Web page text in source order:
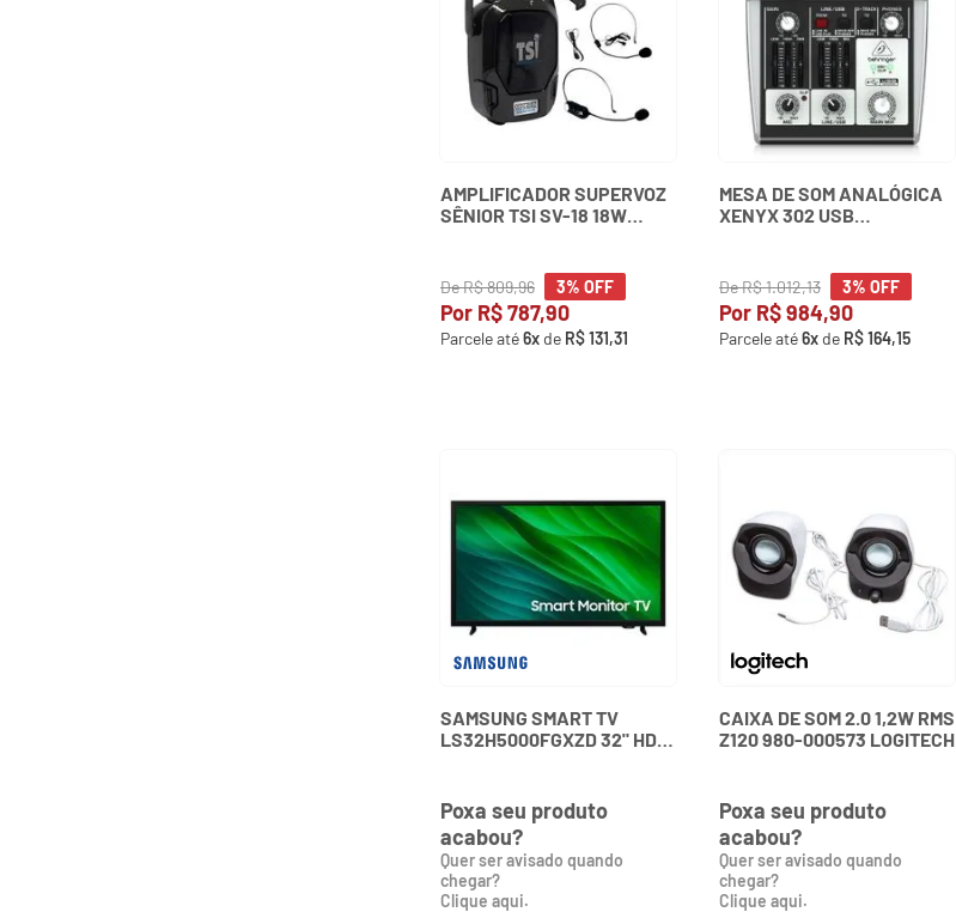
AMPLIFICADOR SUPERVOZ
SÊNIOR TSI SV-18 18W
DeR$809,96 3% OFF
Por R$787,90
Parcele até6x de R$131,31
MESA DE SOM ANALÓGICA
XENYX 302 USB
DeR$1.012,13 3% OFF
Por R$984,90
Parcele até6x de R$164,15
SAMSUNG SMART TV
LS32H5000FGXZD 32" HD
Poxa seu produto
acabou?
Quer ser avisado quando
chegar?
Clique aqui.
CAIXA DE SOM 2.0 1,2W RMS
Z120 980-000573 LOGITECH
Poxa seu produto
acabou?
Quer ser avisado quando
chegar?
Clique aqui.